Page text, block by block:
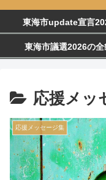
東海市update宣言
東海市議選2026の全
応援メッ
応援メッセージ集